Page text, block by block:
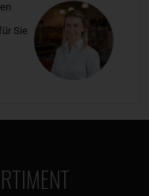
Sie